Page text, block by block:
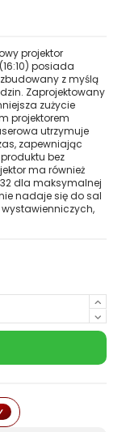
projektor
posiada
z myślą
Zaprojektowany
zużycie
projektorem
utrzymuje
zapewniając
bez
ma również
dla maksymalnej
nadaje się do sal